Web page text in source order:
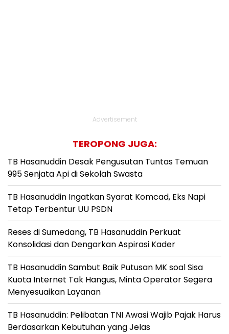
Advertisement
TEROPONG JUGA:
TB Hasanuddin Desak Pengusutan Tuntas Temuan
995 Senjata Api di Sekolah Swasta
TB Hasanuddin Ingatkan Syarat Komcad, Eks Napi
Tetap Terbentur UU PSDN
Reses di Sumedang, TB Hasanuddin Perkuat
Konsolidasi dan Dengarkan Aspirasi Kader
TB Hasanuddin Sambut Baik Putusan MK soal Sisa
Kuota Internet Tak Hangus, Minta Operator Segera
Menyesuaikan Layanan
TB Hasanuddin: Pelibatan TNI Awasi Wajib Pajak Harus
Berdasarkan Kebutuhan yang Jelas